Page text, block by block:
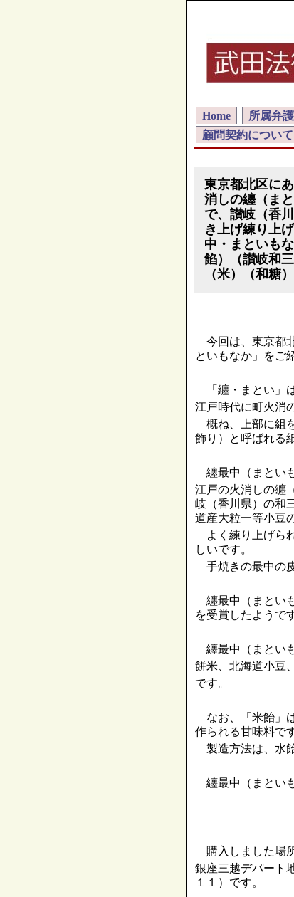
Home 所属弁
顧問契約について
東京都北区に
消しの纏（ま
で、讃岐（香
き上げ練り上
中・まといも
餡）（讃岐和
（米）（和糖
今回は、東京都
といもなか」をご
「纏・まとい」は
江戸時代に町火消
概ね、上部に組
飾り）と呼ばれる
纏最中（まとい
江戸の火消しの纏
岐（香川県）の和
道産大粒一等小豆
よく練り上げら
しいです。
手焼きの最中の
纏最中（まとい
を受賞したようで
纏最中（まとい
餅米、北海道小豆
です。
なお、「米飴」
作られる甘味料で
製造方法は、水
纏最中（まとい
購入しました場所
銀座三越デパート
１１）です。